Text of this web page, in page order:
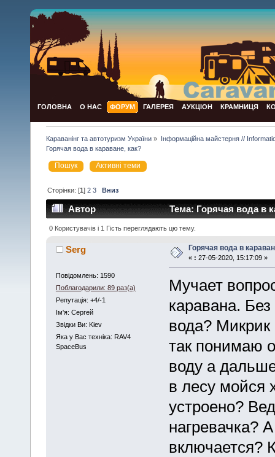
ГОЛОВНА О НАС ФОРУМ ГАЛЕРЕЯ АУКЦІОН КРАМНИЦЯ
Караванінг та автотуризм України » Інформаційна майстерня //
Горячая вода в караване, как?
Пошук Активні теми
Сторінки: [1]2 3 Вниз
Автор Тема: Горячая вода в
0 Користувачів і 1 Гість переглядають цю тему.
Serg
Повідомлень: 1590
Поблагодарили: 89 раз(а)
Репутація: +4/-1
Iм'я: Сергей
Звідки Ви: Kiev
Яка у Вас техніка: RAV4
SpaceBus
Горячая вода в
« : 27-05-2020, 15:17:09 »
Мучает
каравана.
вода? Микрик
так понимаю
воду а
в лесу мойся
устроено?
нагревачка?
включается?